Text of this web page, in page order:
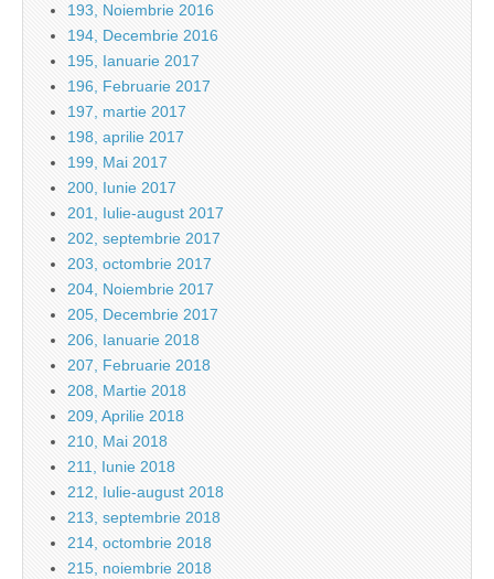
193, Noiembrie 2016
194, Decembrie 2016
195, Ianuarie 2017
196, Februarie 2017
197, martie 2017
198, aprilie 2017
199, Mai 2017
200, Iunie 2017
201, Iulie-august 2017
202, septembrie 2017
203, octombrie 2017
204, Noiembrie 2017
205, Decembrie 2017
206, Ianuarie 2018
207, Februarie 2018
208, Martie 2018
209, Aprilie 2018
210, Mai 2018
211, Iunie 2018
212, Iulie-august 2018
213, septembrie 2018
214, octombrie 2018
215, noiembrie 2018